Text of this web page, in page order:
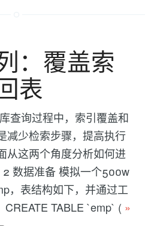
：覆盖索
表
查询过程中，索引覆盖和
减少检索步骤，提高执行
从这两个角度分析如何进
数据准备 模拟一个500w
，表结构如下，并通过工
TABLE `emp` ( »